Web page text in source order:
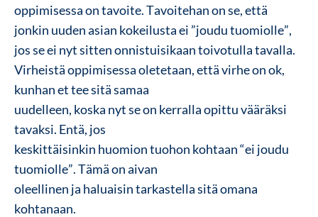
oppimisessa on tavoite. Tavoitehan on se, että
jonkin uuden asian kokeilusta ei ”joudu tuomiolle”,
jos se ei nyt sitten onnistuisikaan toivotulla tavalla.
Virheistä oppimisessa oletetaan, että virhe on ok,
kunhan et tee sitä samaa
uudelleen, koska nyt se on kerralla opittu vääräksi
tavaksi. Entä, jos
keskittäisinkin huomion tuohon kohtaan “ei joudu
tuomiolle”. Tämä on aivan
oleellinen ja haluaisin tarkastella sitä omana
kohtanaan.